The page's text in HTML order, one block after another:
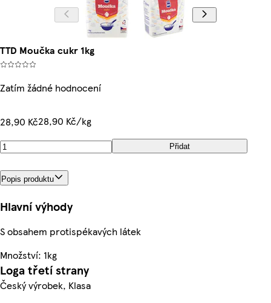
TTD Moučka cukr 1kg
Zatím žádné hodnocení
28,90 Kč28,90 Kč/kg
Přidat
Popis produktu
Hlavní výhody
S obsahem protispékavých látek
Množství: 1kg
Loga třetí strany
Český výrobek, Klasa